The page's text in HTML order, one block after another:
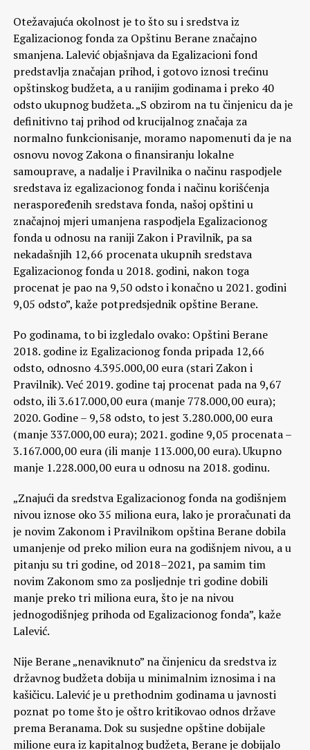
Otežavajuća okolnost je to što su i sredstva iz
Egalizacionog fonda za Opštinu Berane značajno
smanjena. Lalević objašnjava da Egalizacioni fond
predstavlja značajan prihod, i gotovo iznosi trećinu
opštinskog budžeta, a u ranijim godinama i preko 40
odsto ukupnog budžeta. „S obzirom na tu činjenicu da je
definitivno taj prihod od krucijalnog značaja za
normalno funkcionisanje, moramo napomenuti da je na
osnovu novog Zakona o finansiranju lokalne
samouprave, a nadalje i Pravilnika o načinu raspodjele
sredstava iz egalizacionog fonda i načinu korišćenja
neraspoređenih sredstava fonda, našoj opštini u
značajnoj mjeri umanjena raspodjela Egalizacionog
fonda u odnosu na raniji Zakon i Pravilnik, pa sa
nekadašnjih 12,66 procenata ukupnih sredstava
Egalizacionog fonda u 2018. godini, nakon toga
procenat je pao na 9,50 odsto i konačno u 2021. godini
9,05 odsto”, kaže potpredsjednik opštine Berane.
Po godinama, to bi izgledalo ovako: Opštini Berane
2018. godine iz Egalizacionog fonda pripada 12,66
odsto, odnosno 4.395.000,00 eura (stari Zakon i
Pravilnik). Već 2019. godine taj procenat pada na 9,67
odsto, ili 3.617.000,00 eura (manje 778.000,00 eura);
2020. Godine – 9,58 odsto, to jest 3.280.000,00 eura
(manje 337.000,00 eura); 2021. godine 9,05 procenata –
3.167.000,00 eura (ili manje 113.000,00 eura). Ukupno
manje 1.228.000,00 eura u odnosu na 2018. godinu.
„Znajući da sredstva Egalizacionog fonda na godišnjem
nivou iznose oko 35 miliona eura, lako je proračunati da
je novim Zakonom i Pravilnikom opština Berane dobila
umanjenje od preko milion eura na godišnjem nivou, a u
pitanju su tri godine, od 2018–2021, pa samim tim
novim Zakonom smo za posljednje tri godine dobili
manje preko tri miliona eura, što je na nivou
jednogodišnjeg prihoda od Egalizacionog fonda”, kaže
Lalević.
Nije Berane „nenaviknuto” na činjenicu da sredstva iz
državnog budžeta dobija u minimalnim iznosima i na
kašičicu. Lalević je u prethodnim godinama u javnosti
poznat po tome što je oštro kritikovao odnos države
prema Beranama. Dok su susjedne opštine dobijale
milione eura iz kapitalnog budžeta, Berane je dobijalo